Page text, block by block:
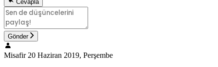
Cevapla
Gönder
Misafir 20 Haziran 2019, Perşembe